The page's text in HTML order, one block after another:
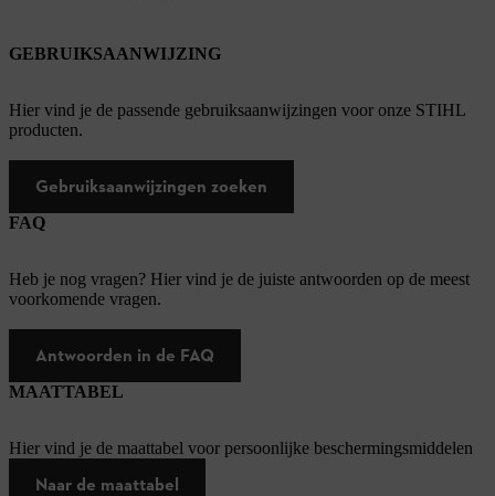
GEBRUIKSAANWIJZING
Hier vind je de passende gebruiksaanwijzingen voor onze STIHL
producten.
Gebruiksaanwijzingen zoeken
FAQ
Heb je nog vragen? Hier vind je de juiste antwoorden op de meest
voorkomende vragen.
Antwoorden in de FAQ
MAATTABEL
Hier vind je de maattabel voor persoonlijke beschermingsmiddelen
Naar de maattabel